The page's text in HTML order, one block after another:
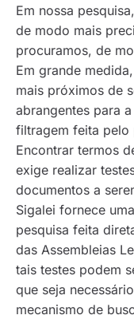
Em nossa
de modo mais
procuramos, de
Em grande
mais próximos de
abrangentes para
filtragem feita pelo
Encontrar termos
exige realizar
documentos a
Sigalei fornece
pesquisa feita
das Assembleias
tais testes podem
que seja
mecanismo de